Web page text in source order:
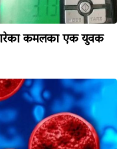
गरेका कमलका एक युवक